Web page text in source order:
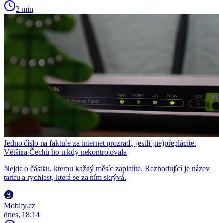
2 min
Jedno číslo na faktuře za internet prozradí, jestli (ne)přeplácíte.
Většina Čechů ho nikdy nekontrolovala
Nejde o částku, kterou každý měsíc zaplatíte. Rozhodující je název
tarifu a rychlost, která se za ním skrývá.
Mobify.cz
dnes, 18:14